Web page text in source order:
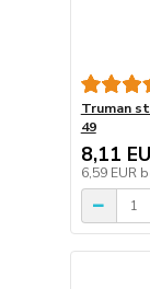
Truman
49
8,11
6,59 EUR